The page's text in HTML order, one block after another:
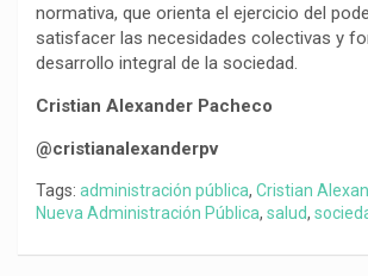
normativa, que orienta el ejercicio del
satisfacer las necesidades colectivas y
desarrollo integral de la sociedad.
Cristian Alexander Pacheco
@cristianalexanderpv
Tags: administración pública, Cristian
Nueva Administración Pública, salud,